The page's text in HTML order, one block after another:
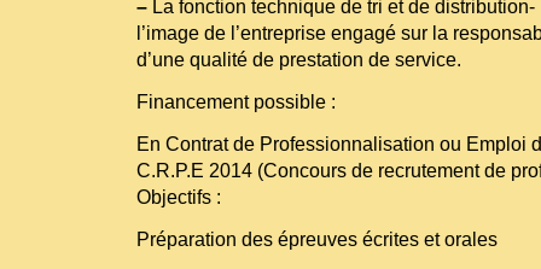
– La fonction technique de tri et de
l’image de l’entreprise engagé sur la
d’une qualité de prestation de service.
Financement possible :
En Contrat de Professionnalisation ou Emploi
C.R.P.E 2014 (Concours de recrutement de
Objectifs :
Préparation des épreuves écrites et orales